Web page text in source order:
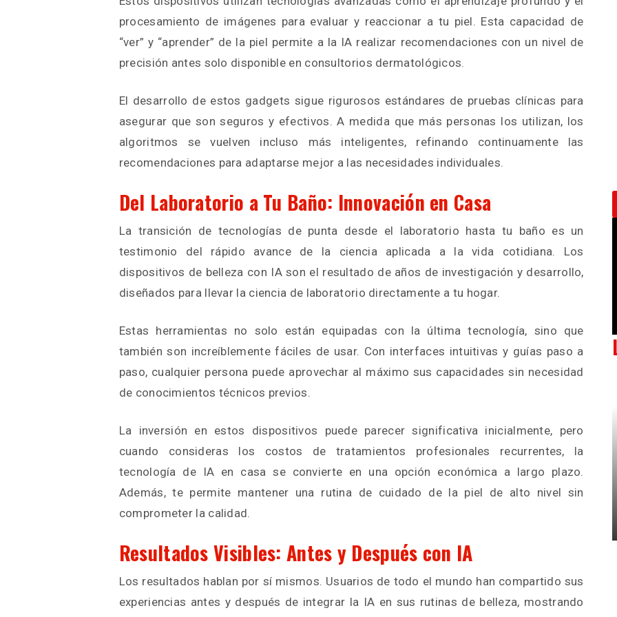
procesamiento de imágenes para evaluar y reaccionar a tu piel. Esta capacidad de
“ver” y “aprender” de la piel permite a la IA realizar recomendaciones con un nivel de
precisión antes solo disponible en consultorios dermatológicos.
El desarrollo de estos gadgets sigue rigurosos estándares de pruebas clínicas para
asegurar que son seguros y efectivos. A medida que más personas los utilizan, los
algoritmos se vuelven incluso más inteligentes, refinando continuamente las
recomendaciones para adaptarse mejor a las necesidades individuales.
Del Laboratorio a Tu Baño: Innovación en Casa
La transición de tecnologías de punta desde el laboratorio hasta tu baño es un
testimonio del rápido avance de la ciencia aplicada a la vida cotidiana. Los
dispositivos de belleza con IA son el resultado de años de investigación y desarrollo,
diseñados para llevar la ciencia de laboratorio directamente a tu hogar.
Estas herramientas no solo están equipadas con la última tecnología, sino que
también son increíblemente fáciles de usar. Con interfaces intuitivas y guías paso a
paso, cualquier persona puede aprovechar al máximo sus capacidades sin necesidad
de conocimientos técnicos previos.
La inversión en estos dispositivos puede parecer significativa inicialmente, pero
cuando consideras los costos de tratamientos profesionales recurrentes, la
tecnología de IA en casa se convierte en una opción económica a largo plazo.
Además, te permite mantener una rutina de cuidado de la piel de alto nivel sin
comprometer la calidad.
Resultados Visibles: Antes y Después con IA
Los resultados hablan por sí mismos. Usuarios de todo el mundo han compartido sus
experiencias antes y después de integrar la IA en sus rutinas de belleza, mostrando